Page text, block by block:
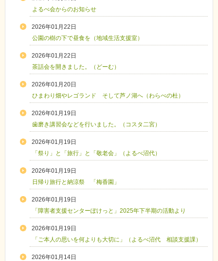
よるべ会からのお知らせ
2026年01月22日
公園の樹の下で昼食を（地域生活支援室）
2026年01月22日
茶話会を開きました。（どーむ）
2026年01月20日
ひまわり畑やレゴランド そして芦ノ湖へ（わらべの杜）
2026年01月19日
歯磨き講習会などを行いました。（コスタ二宮）
2026年01月19日
「祭り」と「旅行」と「敬老会」（よるべ沼代）
2026年01月19日
日帰り旅行と納涼祭 「梅香園」
2026年01月19日
「障害者支援センターぽけっと」2025年下半期の活動より
2026年01月19日
「ご本人の思いを何よりも大切に」（よるべ沼代 相談支援課）
2026年01月14日